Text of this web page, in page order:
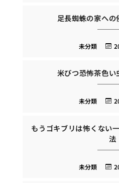
足長蜘蛛の家へ
未分類
米びつ恐怖茶色
未分類
もうゴキブリは怖くない
法
未分類